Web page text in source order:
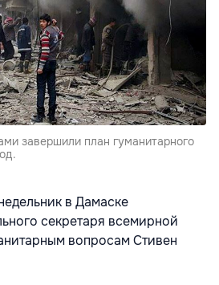
завершили план гуманитарного
в Дамаске
секретаря всемирной
вопросам Стивен